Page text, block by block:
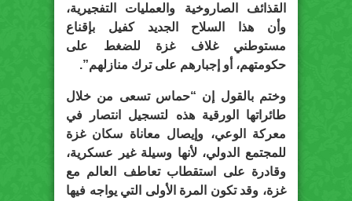
القذائف الصاروخية والعمليات التفجيرية،
وأن هذا السلاح الجديد كفيل بإقناع
مستوطني غلاف غزة للضغط على
حكومتهم، أو إجبارهم على ترك منازلهم”.
وختم بالقول إن “حماس تسعى من خلال
طائراتها الورقية هذه لتسجيل انتصار في
معركة الوعي، وإيصال معاناة سكان غزة
للمجتمع الدولي، لأنها وسيلة غير عسكرية،
وقادرة على استقطاب تعاطف العالم مع
غزة، وقد تكون المرة الأولى التي يواجه فيها